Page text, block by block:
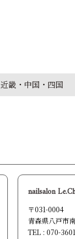
近畿・中国・四国
nailsalon
〒031-0004
青森県八戸市
TEL : 070-